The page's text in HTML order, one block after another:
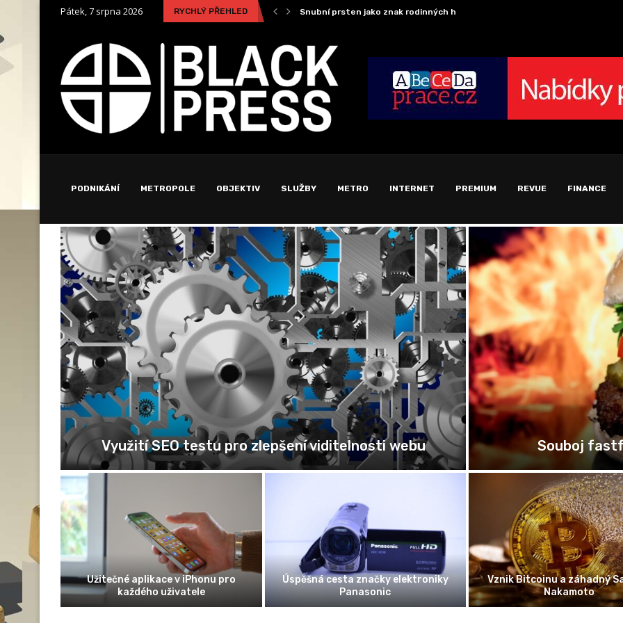
Pátek, 7 srpna 2026 RYCHLÝ PŘEHLED
Snadné porovnání nabídek pojišťoven u pojištění domácnosti Snubní prsten jako znak rodinných hodnot a společné...
PODNIKÁNÍ METROPOLE OBJEKTIV SLUŽBY METRO INTERNET PREMIUM REVUE FINANCE
Legendy a pověsti o Zlaté uličce na Pražském hradě
Snadné
Snubní prsten jako znak rodinných
hodnot a společné cesty životem
Nové možnosti pro designery a
inženýry s pomocí 3D tisku
Testování parametru
stránek